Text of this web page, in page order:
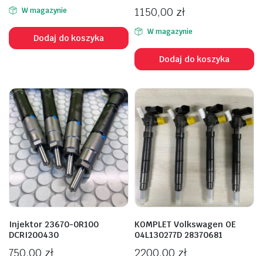
W magazynie
Dodaj do koszyka
1150,00 zł
W magazynie
Dodaj do koszyka
Injektor 23670-0R100
DCRI200430
750,00 zł
KOMPLET Volkswagen OE
04L130277D 28370681
2200,00 zł